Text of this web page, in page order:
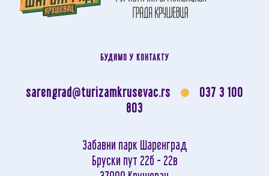
БУДИМО У КОНТАКТУ
sarengrad@turizamkrusevac.rs
037 3 100
803
Забавни парк Шаренград
Бруски пут 22б - 22в